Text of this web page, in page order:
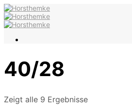
40/28
Zeigt alle 9 Ergebnisse